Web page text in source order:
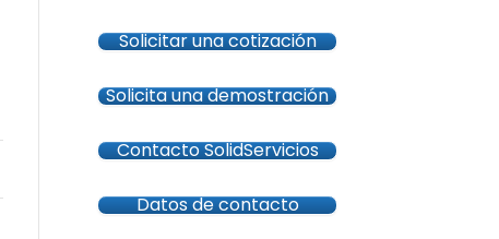
Solicitar una cotización
Solicita una demostración
Contacto SolidServicios
Datos de contacto